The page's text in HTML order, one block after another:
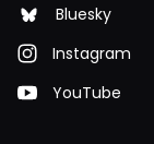
Bluesky
Instagram
YouTube